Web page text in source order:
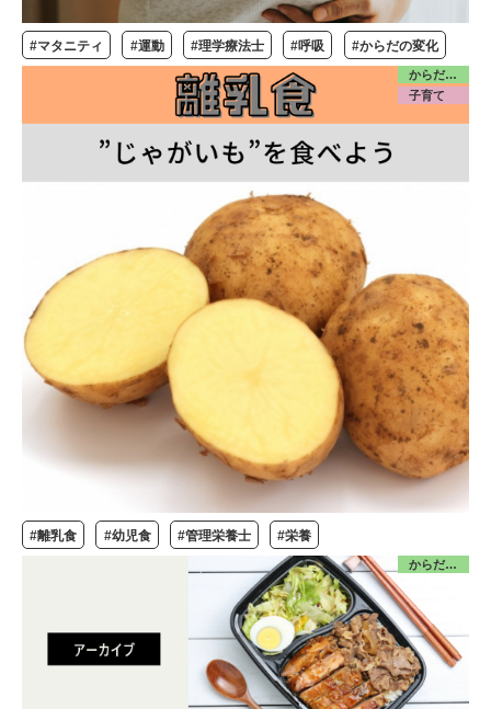
#マタニティ #運動 #理学療法士 #呼吸 #からだの変化
からだ／食・栄養
子育て
#離乳食 #幼児食 #管理栄養士 #栄養
からだ／食・栄養